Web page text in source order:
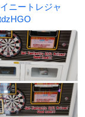
ニートレジャ